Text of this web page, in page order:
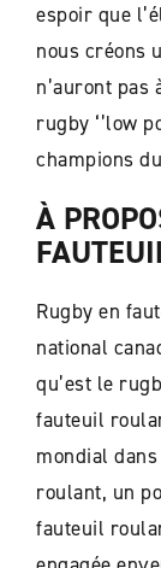
espoir que
nous créons
n’auront pas
rugby ‘’low
champions
À
Rugby en
national
qu’est le
fauteuil
mondial
roulant, un
fauteuil